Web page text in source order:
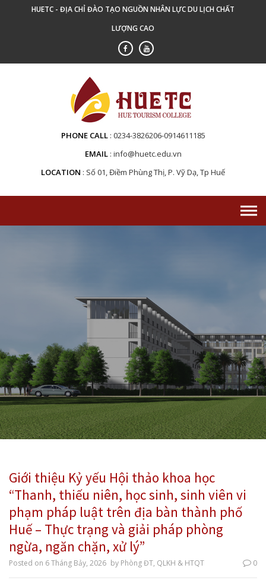
HUETC - ĐỊA CHỈ ĐÀO TẠO NGUỒN NHÂN LỰC DU LỊCH CHẤT
LƯỢNG CAO
PHONE CALL 0234-3826206-0914611185
EMAIL info@huetc.edu.vn
LOCATION
Số 01, Điềm Phùng Thị, P. Vỹ Dạ, Tp Huế
Giới thiệu Kỷ yếu Hội thảo khoa học
“Thanh, thiếu niên, học sinh, sinh viên vi
phạm pháp luật trên địa bàn thành phố
Huế – Thực trạng và giải pháp phòng
ngừa, ngăn chặn, xử lý”
Posted on 6 Tháng Bảy, 2026 by Phòng ĐT, QLKH & HTQT 0